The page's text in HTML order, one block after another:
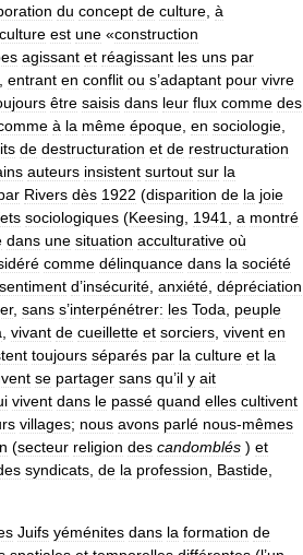
du concept de culture à
culture est une «construction
agissant et réagissant les uns par
entrant en conflit ou s’adaptant pour vivre
être saisis dans leur flux comme des
à la même époque en sociologie
de destructuration et de restructuration
auteurs insistent surtout sur la
Rivers dès 1922 (disparition de la joie
sociologiques (Keesing 1941 a montré
dans une situation acculturative où
comme délinquance dans la société
sentiment d’insécurité anxiété dépréciation
, sans s’interpénétrer: les Toda
peuple
vivant de cueillette et sorciers vivent en
toujours séparés par la culture et la
se partager sans qu’il y ait
vivent dans le passé quand elles cultivent
villages; nous avons parlé nous-mêmes
(secteur religion des candomblés ) et
syndicats de la profession Bastide
Juifs yéménites dans la formation de